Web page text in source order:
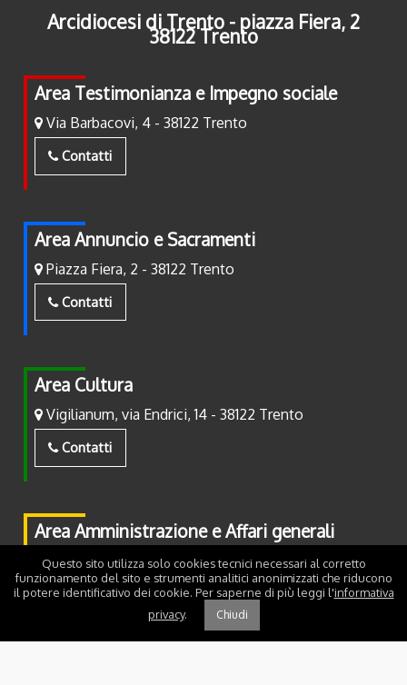
Arcidiocesi di Trento - piazza Fiera, 2
38122 Trento
Area Testimonianza e Impegno sociale
Via Barbacovi, 4 - 38122 Trento
Contatti
Area Annuncio e Sacramenti
Piazza Fiera, 2 - 38122 Trento
Contatti
Area Cultura
Vigilianum, via Endrici, 14 - 38122 Trento
Contatti
Area Amministrazione e Affari generali
Piazza Fiera, 2 - 38122 Trento
Contatti
Questo sito utilizza solo cookies tecnici necessari al corretto
funzionamento del sito e strumenti analitici anonimizzati che riducono
il potere identificativo dei cookie. Per saperne di più leggi l'informativa
privacy. Chiudi